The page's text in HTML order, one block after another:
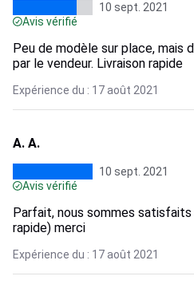
10 sept. 2021
Avis vérifié
Peu de modèle sur place, mais
par le vendeur. Livraison rapide
Expérience du : 17 août 2021
A. A.
10 sept. 2021
Avis vérifié
Parfait, nous sommes
rapide) merci
Expérience du : 17 août 2021